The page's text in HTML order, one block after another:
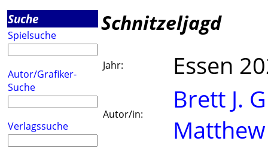
Suche
Spielsuche
Autor/Grafiker-
Suche
Verlagssuche
Schnitzeljagd
Jahr: Essen
Autor/in:
Brett J.